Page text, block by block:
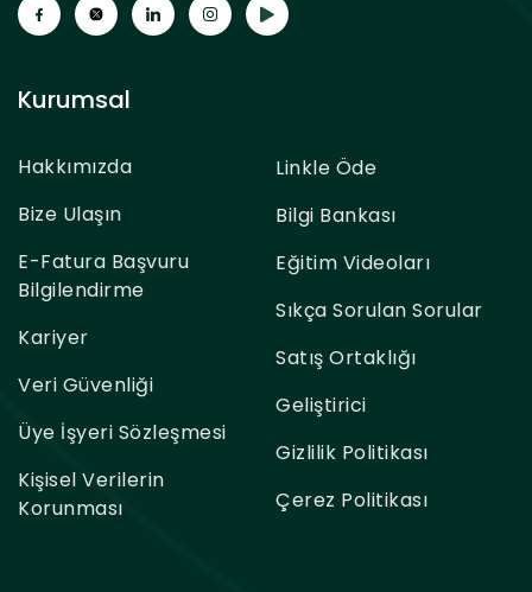
Kurumsal
Hakkımızda
Bize Ulaşın
E-Fatura Başvuru
Bilgilendirme
Kariyer
Veri Güvenliği
Üye İşyeri Sözleşmesi
Kişisel Verilerin
Korunması
Linkle Öde
Bilgi Bankası
Eğitim Videoları
Sıkça Sorulan Sorular
Satış Ortaklığı
Geliştirici
Gizlilik Politikası
Çerez Politikası